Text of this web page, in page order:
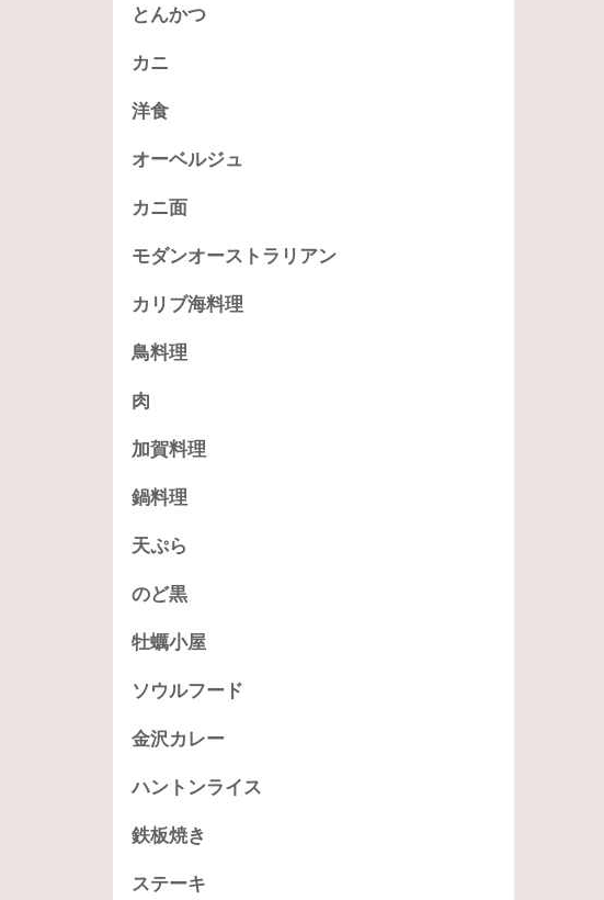
とんかつ
カニ
洋食
オーベルジュ
カニ面
モダンオーストラリアン
カリブ海料理
鳥料理
肉
加賀料理
鍋料理
天ぷら
のど黒
牡蠣小屋
ソウルフード
金沢カレー
ハントンライス
鉄板焼き
ステーキ